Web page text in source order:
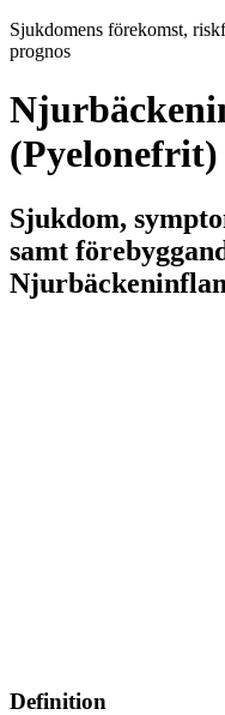
Sjukdomens förekomst,
prognos
(Pyelonefrit)
Sjukdom,
samt
Definition